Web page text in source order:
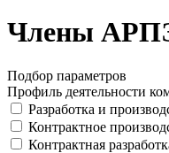
Члены
Подбор параметров
Профиль деятельности
Разработка и
Контрактное
Контрактная